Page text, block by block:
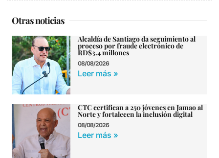
Otras noticias
Alcaldía de Santiago da seguimiento al
proceso por fraude electrónico de
RD$3.4 millones
08/08/2026
Leer más »
CTC certifican a 250 jóvenes en Jamao al
Norte y fortalecen la inclusión digital
08/08/2026
Leer más »